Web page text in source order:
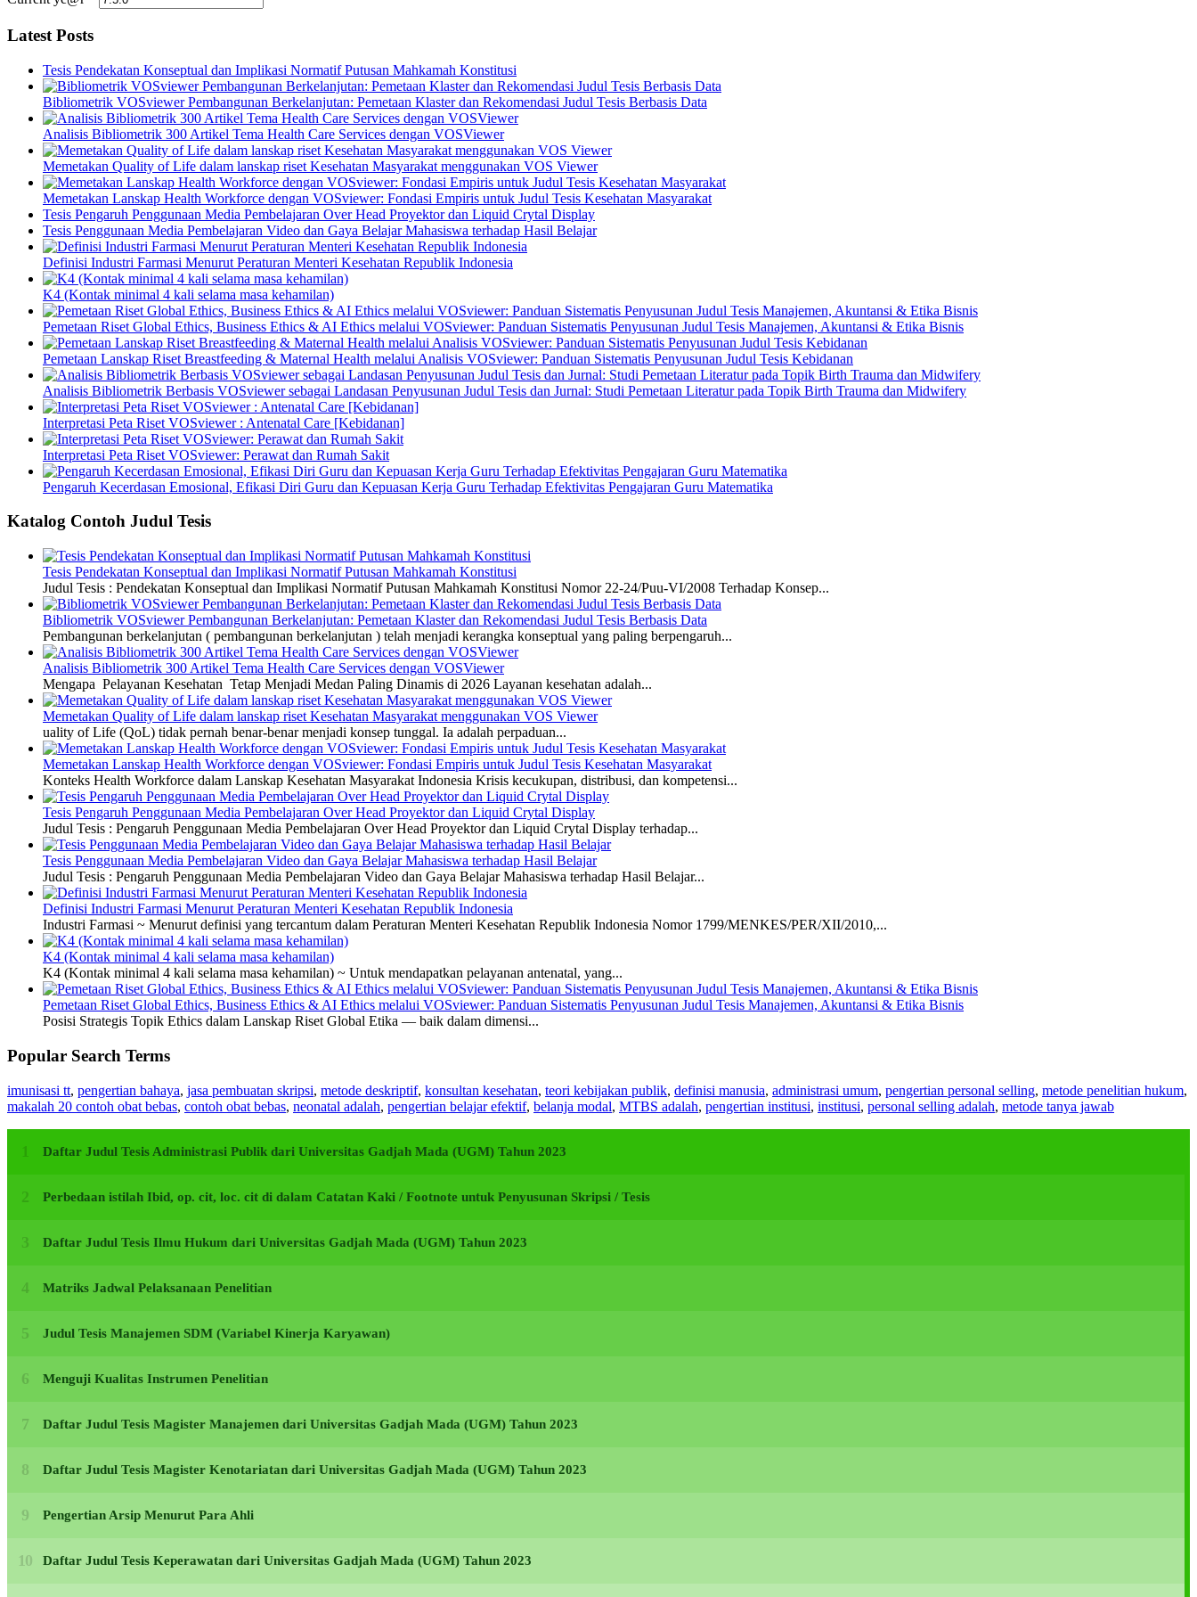
Latest Posts
Tesis Pendekatan Konseptual dan Implikasi Normatif Putusan Mahkamah Konstitusi
Bibliometrik VOSviewer Pembangunan Berkelanjutan: Pemetaan Klaster dan Rekomendasi Judul Tesis Berbasis Data
Analisis Bibliometrik 300 Artikel Tema Health Care Services dengan VOSViewer
Memetakan Quality of Life dalam lanskap riset Kesehatan Masyarakat menggunakan VOS Viewer
Memetakan Lanskap Health Workforce dengan VOSviewer: Fondasi Empiris untuk Judul Tesis Kesehatan Masyarakat
Tesis Pengaruh Penggunaan Media Pembelajaran Over Head Proyektor dan Liquid Crytal Display
Tesis Penggunaan Media Pembelajaran Video dan Gaya Belajar Mahasiswa terhadap Hasil Belajar
Definisi Industri Farmasi Menurut Peraturan Menteri Kesehatan Republik Indonesia
K4 (Kontak minimal 4 kali selama masa kehamilan)
Pemetaan Riset Global Ethics, Business Ethics & AI Ethics melalui VOSviewer: Panduan Sistematis Penyusunan Judul Tesis Manajemen, Akuntansi & Etika Bisnis
Pemetaan Lanskap Riset Breastfeeding & Maternal Health melalui Analisis VOSviewer: Panduan Sistematis Penyusunan Judul Tesis Kebidanan
Analisis Bibliometrik Berbasis VOSviewer sebagai Landasan Penyusunan Judul Tesis dan Jurnal: Studi Pemetaan Literatur pada Topik Birth Trauma dan Midwifery
Interpretasi Peta Riset VOSviewer : Antenatal Care [Kebidanan]
Interpretasi Peta Riset VOSviewer: Perawat dan Rumah Sakit
Pengaruh Kecerdasan Emosional, Efikasi Diri Guru dan Kepuasan Kerja Guru Terhadap Efektivitas Pengajaran Guru Matematika
Katalog Contoh Judul Tesis
Tesis Pendekatan Konseptual dan Implikasi Normatif Putusan Mahkamah Konstitusi
Judul Tesis : Pendekatan Konseptual dan Implikasi Normatif Putusan Mahkamah Konstitusi Nomor 22-24/Puu-VI/2008 Terhadap Konsep...
Bibliometrik VOSviewer Pembangunan Berkelanjutan: Pemetaan Klaster dan Rekomendasi Judul Tesis Berbasis Data
Pembangunan berkelanjutan ( pembangunan berkelanjutan ) telah menjadi kerangka konseptual yang paling berpengaruh...
Analisis Bibliometrik 300 Artikel Tema Health Care Services dengan VOSViewer
Mengapa Pelayanan Kesehatan Tetap Menjadi Medan Paling Dinamis di 2026 Layanan kesehatan adalah...
Memetakan Quality of Life dalam lanskap riset Kesehatan Masyarakat menggunakan VOS Viewer
uality of Life (QoL) tidak pernah benar-benar menjadi konsep tunggal. Ia adalah perpaduan...
Memetakan Lanskap Health Workforce dengan VOSviewer: Fondasi Empiris untuk Judul Tesis Kesehatan Masyarakat
Konteks Health Workforce dalam Lanskap Kesehatan Masyarakat Indonesia Krisis kecukupan, distribusi, dan kompetensi...
Tesis Pengaruh Penggunaan Media Pembelajaran Over Head Proyektor dan Liquid Crytal Display
Judul Tesis : Pengaruh Penggunaan Media Pembelajaran Over Head Proyektor dan Liquid Crytal Display terhadap...
Tesis Penggunaan Media Pembelajaran Video dan Gaya Belajar Mahasiswa terhadap Hasil Belajar
Judul Tesis : Pengaruh Penggunaan Media Pembelajaran Video dan Gaya Belajar Mahasiswa terhadap Hasil Belajar...
Definisi Industri Farmasi Menurut Peraturan Menteri Kesehatan Republik Indonesia
Industri Farmasi ~ Menurut definisi yang tercantum dalam Peraturan Menteri Kesehatan Republik Indonesia Nomor 1799/MENKES/PER/XII/2010,...
K4 (Kontak minimal 4 kali selama masa kehamilan)
K4 (Kontak minimal 4 kali selama masa kehamilan) ~ Untuk mendapatkan pelayanan antenatal, yang...
Pemetaan Riset Global Ethics, Business Ethics & AI Ethics melalui VOSviewer: Panduan Sistematis Penyusunan Judul Tesis Manajemen, Akuntansi & Etika Bisnis
Posisi Strategis Topik Ethics dalam Lanskap Riset Global Etika — baik dalam dimensi...
Popular Search Terms
imunisasi tt, pengertian bahaya, jasa pembuatan skripsi, metode deskriptif, konsultan kesehatan, teori kebijakan publik, definisi manusia, administrasi umum, pengertian personal selling, metode penelitian hukum,
makalah 20 contoh obat bebas, contoh obat bebas, neonatal adalah, pengertian belajar efektif, belanja modal, MTBS adalah, pengertian institusi, institusi, personal selling adalah, metode tanya jawab
Daftar Judul Tesis Administrasi Publik dari Universitas Gadjah Mada (UGM) Tahun 2023
Perbedaan istilah Ibid, op. cit, loc. cit di dalam Catatan Kaki / Footnote untuk Penyusunan Skripsi / Tesis
Daftar Judul Tesis Ilmu Hukum dari Universitas Gadjah Mada (UGM) Tahun 2023
Matriks Jadwal Pelaksanaan Penelitian
Judul Tesis Manajemen SDM (Variabel Kinerja Karyawan)
Menguji Kualitas Instrumen Penelitian
Daftar Judul Tesis Magister Manajemen dari Universitas Gadjah Mada (UGM) Tahun 2023
Daftar Judul Tesis Magister Kenotariatan dari Universitas Gadjah Mada (UGM) Tahun 2023
Pengertian Arsip Menurut Para Ahli
Daftar Judul Tesis Keperawatan dari Universitas Gadjah Mada (UGM) Tahun 2023